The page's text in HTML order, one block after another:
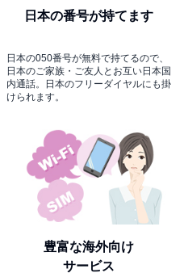
日本の番号が持てます
日本の050番号が無料で持てるので、
日本のご家族・ご友人とお互い日本国
内通話。日本のフリーダイヤルにも掛
けられます。
豊富な海外向け
サービス